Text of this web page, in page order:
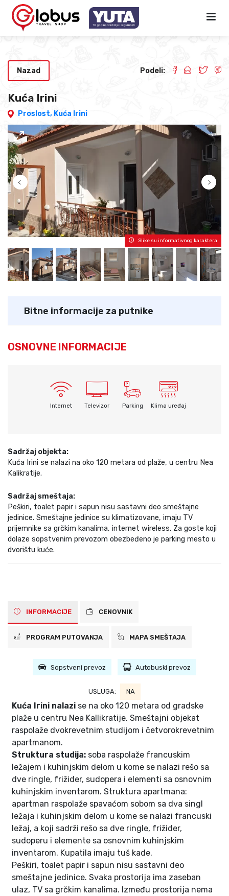
Kuća Irini
Proslost, Kuća Irini
Nazad Podeli:
Slike su informativnog karaktera
Bitne informacije za putnike
OSNOVNE INFORMACIJE
Internet Televizor Parking Klima uređaj
Sadržaj objekta:
Kuća Irini se nalazi na oko 120 metara od plaže, u centru Nea
Kalikratije.
Sadržaj smeštaja:
Peškiri, toalet papir i sapun nisu sastavni deo smeštajne
jedinice. Smeštajne jedinice su klimatizovane, imaju TV
prijemnike sa grčkim kanalima, internet wireless. Za goste koji
dolaze sopstvenim prevozom obezbeđeno je parking mesto u
dvorištu kuće.
INFORMACIJE CENOVNIK
PROGRAM PUTOVANJA MAPA SMEŠTAJA
Sopstveni prevoz Autobuski prevoz
USLUGA: NA
Kuća Irini nalazi se na oko 120 metara od gradske
plaže u centru Nea Kallikratije. Smeštajni objekat
raspolaže dvokrevetnim studijom i četvorokrevetnim
apartmanom.
Struktura studija: soba raspolaže francuskim
ležajem i kuhinjskim delom u kome se nalazi rešo sa
dve ringle, frižider, sudopera i elementi sa osnovnim
kuhinjskim inventarom. Struktura apartmana:
apartman raspolaže spavaćom sobom sa dva singl
ležaja i kuhinjskim delom u kome se nalazi francuski
ležaj, a koji sadrži rešo sa dve ringle, frižider,
sudoperu i elemente sa osnovnim kuhinjskim
inventarom. Kupatila imaju tuš kade.
Peškiri, toalet papir i sapun nisu sastavni deo
smeštajne jedinice. Svaka prostorija ima zaseban
ulaz, TV sa grčkim kanalima. Između prostorija nema